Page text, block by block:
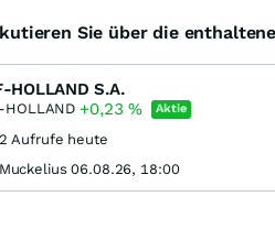
Sie über die
HOLLAND S.A.
HOLLAND +0,23% Aktie
2 Aufrufe heute
Muckelius 06.08.26, 18:00